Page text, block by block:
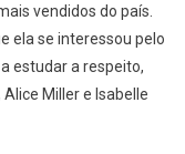
vendidos do país.
ela se interessou pelo
estudar a respeito,
Miller e Isabelle